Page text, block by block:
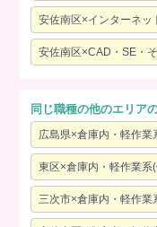
安佐南区×インターネッ
安佐南区×CAD・SE・
同じ職種の他のエリア
広島県×倉庫内・軽作
東区×倉庫内・軽作業
三次市×倉庫内・軽作